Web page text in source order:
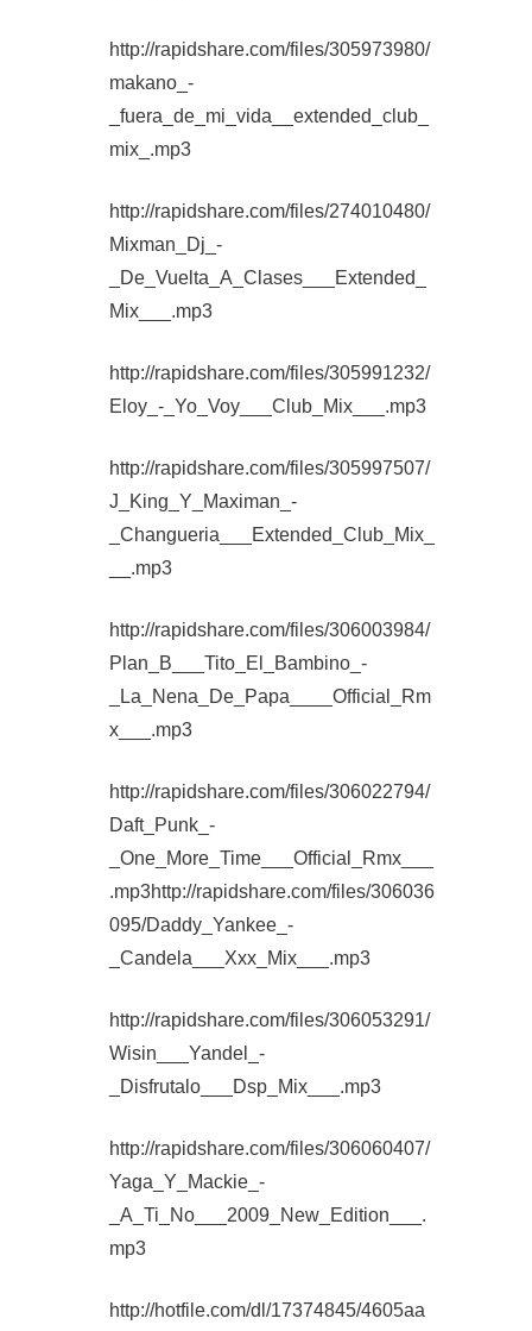
http://rapidshare.com/files/305973980/
makano_-
_fuera_de_mi_vida__extended_club_
mix_.mp3
http://rapidshare.com/files/274010480/
Mixman_Dj_-
_De_Vuelta_A_Clases___Extended_
Mix___.mp3
http://rapidshare.com/files/305991232/
Eloy_-_Yo_Voy___Club_Mix___.mp3
http://rapidshare.com/files/305997507/
J_King_Y_Maximan_-
_Changueria___Extended_Club_Mix_
__.mp3
http://rapidshare.com/files/306003984/
Plan_B___Tito_El_Bambino_-
_La_Nena_De_Papa____Official_Rm
x___.mp3
http://rapidshare.com/files/306022794/
Daft_Punk_-
_One_More_Time___Official_Rmx___
.mp3http://rapidshare.com/files/306036
095/Daddy_Yankee_-
_Candela___Xxx_Mix___.mp3
http://rapidshare.com/files/306053291/
Wisin___Yandel_-
_Disfrutalo___Dsp_Mix___.mp3
http://rapidshare.com/files/306060407/
Yaga_Y_Mackie_-
_A_Ti_No___2009_New_Edition___.
mp3
http://hotfile.com/dl/17374845/4605aa